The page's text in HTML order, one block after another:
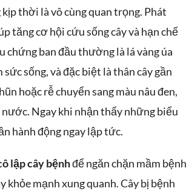
thời là vô cùng quan trọng. Phát
tăng cơ hội cứu sống cây và hạn chế
chứng ban đầu thường là lá vàng úa
sức sống, và đặc biệt là thân cây gần
hoặc rễ chuyển sang màu nâu đen,
Ngay khi nhận thấy những biểu
hành động ngay lập tức.
lập cây bệnhđể ngăn chặn mầm bệnh
khỏe mạnh xung quanh. Cây bị bệnh